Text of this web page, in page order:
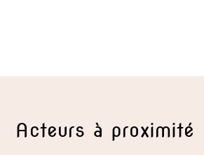
Acteurs à proximité